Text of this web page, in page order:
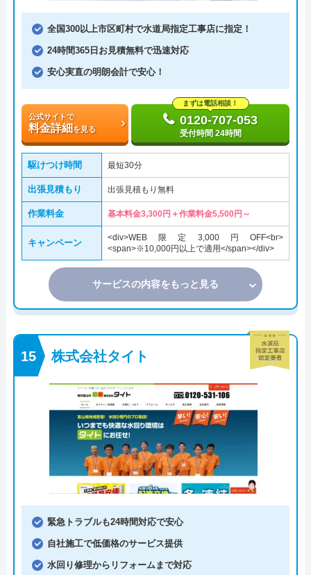
全国300以上市区町村で水道局指定工事店に指定！
24時間365日お見積無料で迅速対応
安心実直の明朗会計で安心！
公式サイトで
料金詳細を見る
まずは電話相談！
0120-707-053
受付時間 24時間
駆けつけ時間 最短30分
出張見積もり 出張見積もり無料
作業料金 基本料金3,300円＋作業料金5,500円～
キャンペーン
<div>WEB限定3,000円OFF<br>
<span>※10,000円以上で適用</span></div>
サービスの内容をもっと見る
株式会社タイト
緊急トラブルも24時間対応で安心
自社施工で低価格のサービス提供
水回り修理からリフォームまで対応